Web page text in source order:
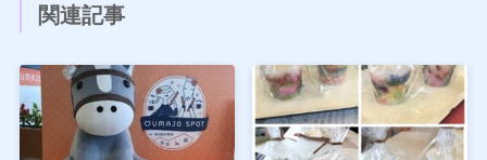
関連記事